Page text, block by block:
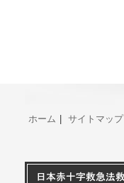
ホーム サイトマップ